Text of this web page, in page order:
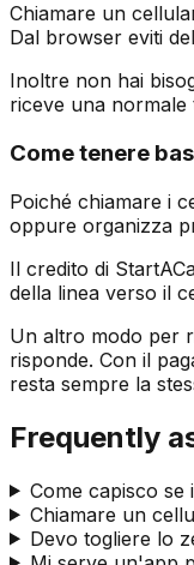
Chiamare un
Dal browser eviti
Inoltre non hai
riceve una
Come tenere
Poiché chiamare i
oppure organizza
Il credito di
della linea verso il
Un altro modo per
risponde. Con il
resta sempre la
Frequently
Come capisco
Chiamare un
Devo togliere lo